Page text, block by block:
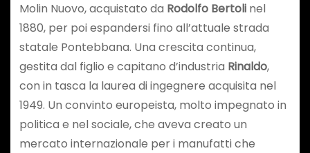
Molin Nuovo, acquistato da Rodolfo Bertolinel
1880, per poi espandersi fino all’attuale strada
statale Pontebbana. Una crescita continua,
gestita dal figlio e capitano d’industria Rinaldo,
con in tasca la laurea di ingegnere acquisita nel
1949. Un convinto europeista, molto impegnato in
politica e nel sociale, che aveva creato un
mercato internazionale per i manufatti che